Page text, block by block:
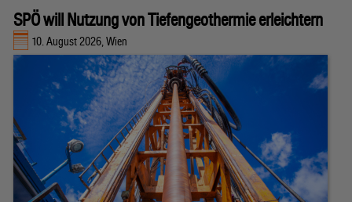
SPÖ will Nutzung von Tiefengeothermie erleichtern
10. August 2026, Wien